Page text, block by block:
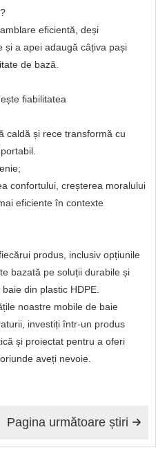
eficientă, deși
și a apei adaugă câțiva pași
de bază.
fiabilitatea
caldă și rece transformă cu
confortului, creșterea moralului
eficiente în contexte
produs, inclusiv opțiunile
bazată pe soluții durabile și
din plastic HDPE.
noastre mobile de baie
investiți într-un produs
și proiectat pentru a oferi
aveți nevoie.

Pagina următoare știri